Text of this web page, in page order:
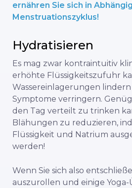
ernähren Sie sich in
Menstruationszyklus!
Hydratisieren
Es mag zwar kontraintuitiv
erhöhte Flüssigkeitszufuhr
Wassereinlagerungen
Symptome verringern.
den Tag verteilt zu trinken
Blähungen zu reduzieren,
Flüssigkeit und Natrium
werden!
Wenn Sie sich also
auszurollen und einige